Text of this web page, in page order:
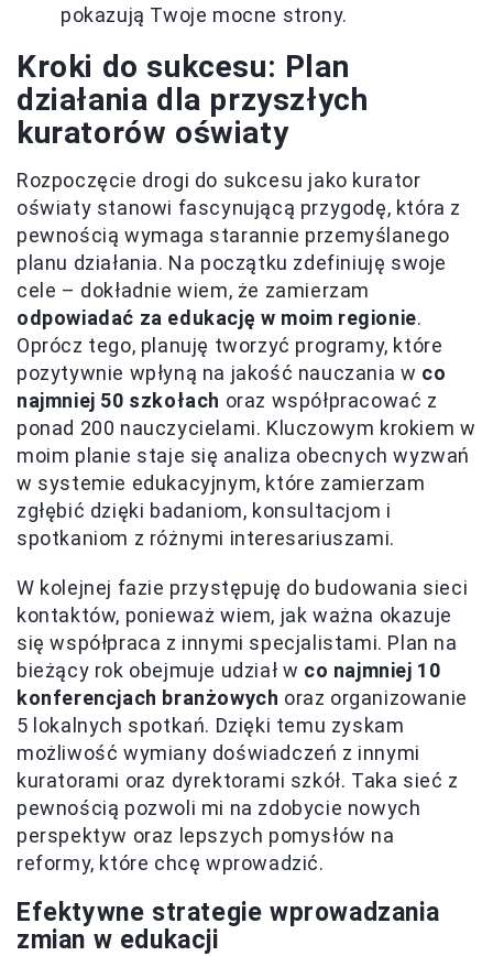
pokazują Twoje mocne strony.
Kroki do sukcesu: Plan
działania dla przyszłych
kuratorów oświaty
Rozpoczęcie drogi do sukcesu jako kurator
oświaty stanowi fascynującą przygodę, która z
pewnością wymaga starannie przemyślanego
planu działania. Na początku zdefiniuję swoje
cele – dokładnie wiem, że zamierzam
odpowiadać za edukację w moim regionie.
Oprócz tego, planuję tworzyć programy, które
pozytywnie wpłyną na jakość nauczania w co
najmniej 50 szkołach oraz współpracować z
ponad 200 nauczycielami. Kluczowym krokiem w
moim planie staje się analiza obecnych wyzwań
w systemie edukacyjnym, które zamierzam
zgłębić dzięki badaniom, konsultacjom i
spotkaniom z różnymi interesariuszami.
W kolejnej fazie przystępuję do budowania sieci
kontaktów, ponieważ wiem, jak ważna okazuje
się współpraca z innymi specjalistami. Plan na
bieżący rok obejmuje udział w co najmniej 10
konferencjach branżowych oraz organizowanie
5 lokalnych spotkań. Dzięki temu zyskam
możliwość wymiany doświadczeń z innymi
kuratorami oraz dyrektorami szkół. Taka sieć z
pewnością pozwoli mi na zdobycie nowych
perspektyw oraz lepszych pomysłów na
reformy, które chcę wprowadzić.
Efektywne strategie wprowadzania
zmian w edukacji